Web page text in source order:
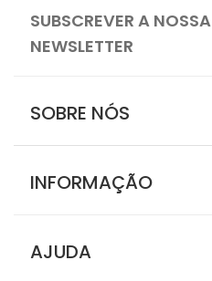
SUBSCREVER A NOSSA
NEWSLETTER
SOBRE NÓS
INFORMAÇÃO
AJUDA